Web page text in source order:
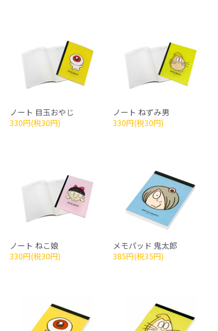
ノート 目玉おやじ
330円(税30円)
ノート ねずみ男
330円(税30円)
ノート ねこ娘
330円(税30円)
メモパッド 鬼太郎
385円(税35円)